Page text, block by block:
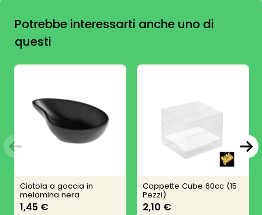
Potrebbe interessarti anche uno di
questi
Ciotola a goccia in
melamina nera
1,45 €
Coppette Cube 60cc (15
Pezzi)
2,10 €